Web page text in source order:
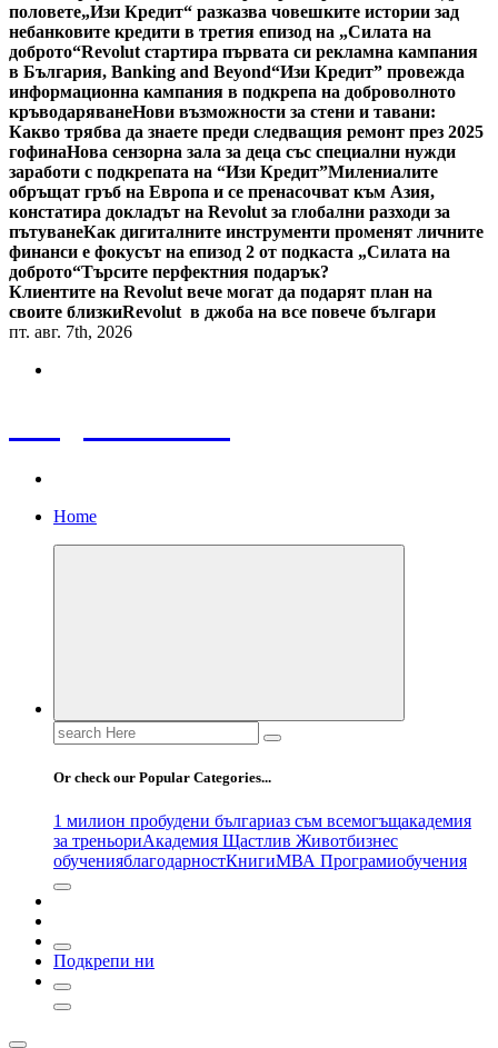
половете„Изи Кредит“ разказва човешките истории зад
небанковите кредити в третия епизод на „Силата на
доброто“Revolut стартира първата си рекламна кампания
в България, Banking and Beyond“Изи Кредит” провежда
информационна кампания в подкрепа на доброволното
кръводаряванеНови възможности за стени и тавани:
Какво трябва да знаете преди следващия ремонт през 2025
гофинаНова сензорна зала за деца със специални нужди
заработи с подкрепата на “Изи Кредит”Милениалите
обръщат гръб на Европа и се пренасочват към Азия,
констатира докладът на Revolut за глобални разходи за
пътуванеКак дигиталните инструменти променят личните
финанси е фокусът на епизод 2 от подкаста „Силата на
доброто“Търсите перфектния подарък?
Клиентите на Revolut вече могат да подарят план на
своите близкиRevolut в джоба на все повече българи
пт. авг. 7th, 2026
Home
Search
for:
Or check our Popular Categories...
1 милион пробудени българиаз съм всемогъщакадемия
за треньориАкадемия Щастлив Животбизнес
обученияблагодарностКнигиМВА Програмиобучения
Подкрепи ни